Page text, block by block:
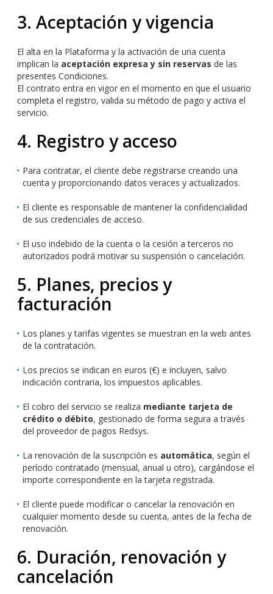
3. Aceptación y vigencia
El alta en la Plataforma y la activación de una cuenta
implican la aceptación expresa y sin reservas de las
presentes Condiciones.
El contrato entra en vigor en el momento en que el usuario
completa el registro, valida su método de pago y activa el
servicio.
4. Registro y acceso
Para contratar, el cliente debe registrarse creando una
cuenta y proporcionando datos veraces y actualizados.
El cliente es responsable de mantener la confidencialidad
de sus credenciales de acceso.
El uso indebido de la cuenta o la cesión a terceros no
autorizados podrá motivar su suspensión o cancelación.
5. Planes, precios y
facturación
Los planes y tarifas vigentes se muestran en la web antes
de la contratación.
Los precios se indican en euros (€) e incluyen, salvo
indicación contraria, los impuestos aplicables.
El cobro del servicio se realiza mediante tarjeta de
crédito o débito, gestionado de forma segura a través
del proveedor de pagos Redsys.
La renovación de la suscripción es automática, según el
período contratado (mensual, anual u otro), cargándose el
importe correspondiente en la tarjeta registrada.
El cliente puede modificar o cancelar la renovación en
cualquier momento desde su cuenta, antes de la fecha de
renovación.
6. Duración, renovación y
cancelación